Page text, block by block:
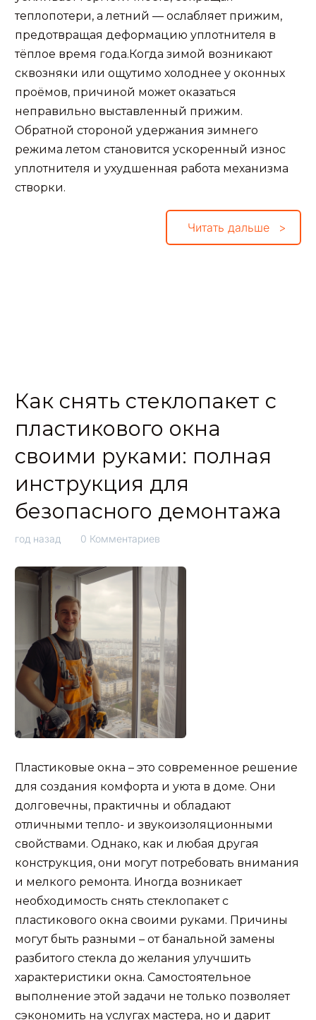
теплопотери, а летний — ослабляет прижим,
предотвращая деформацию уплотнителя в
тёплое время года.Когда зимой возникают
сквозняки или ощутимо холоднее у оконных
проёмов, причиной может оказаться
неправильно выставленный прижим.
Обратной стороной удержания зимнего
режима летом становится ускоренный износ
уплотнителя и ухудшенная работа механизма
створки.
Читать дальше
Как снять стеклопакет с
пластикового окна
своими руками: полная
инструкция для
безопасного демонтажа
год назад 0 Комментариев
Пластиковые окна – это современное решение
для создания комфорта и уюта в доме. Они
долговечны, практичны и обладают
отличными тепло- и звукоизоляционными
свойствами. Однако, как и любая другая
конструкция, они могут потребовать внимания
и мелкого ремонта. Иногда возникает
необходимость снять стеклопакет с
пластикового окна своими руками. Причины
могут быть разными – от банальной замены
разбитого стекла до желания улучшить
характеристики окна. Самостоятельное
выполнение этой задачи не только позволяет
сэкономить на услугах мастера, но и дарит